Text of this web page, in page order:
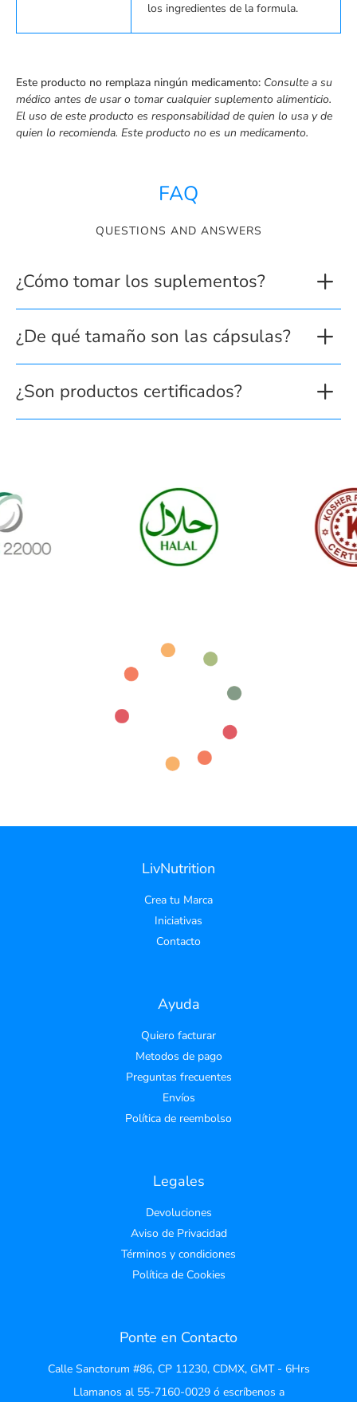
los ingredientes de la formula.
Este producto no remplaza ningún medicamento: Consulte a su
médico antes de usar o tomar cualquier suplemento alimenticio.
El uso de este producto es responsabilidad de quien lo usa y de
quien lo recomienda. Este producto no es un medicamento.
FAQ
QUESTIONS AND ANSWERS
¿Cómo tomar los suplementos?
¿De qué tamaño son las cápsulas?
¿Son productos certificados?
LivNutrition
Crea tu Marca
Iniciativas
Contacto
Ayuda
Quiero facturar
Metodos de pago
Preguntas frecuentes
Envíos
Política de reembolso
Legales
Devoluciones
Aviso de Privacidad
Términos y condiciones
Política de Cookies
Ponte en Contacto
Calle Sanctorum #86, CP 11230, CDMX, GMT - 6Hrs
Llamanos al 55-7160-0029 ó escríbenos a